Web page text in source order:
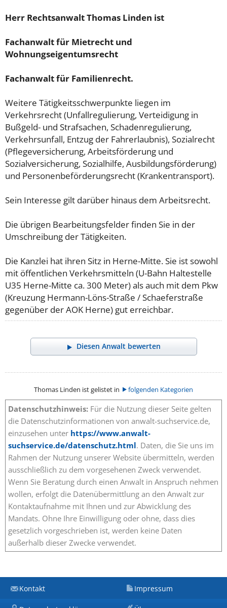
Herr Rechtsanwalt Thomas Linden ist
Fachanwalt für Mietrecht und
Wohnungseigentumsrecht
Fachanwalt für Familienrecht.
Weitere Tätigkeitsschwerpunkte liegen im
Verkehrsrecht (Unfallregulierung, Verteidigung in
Bußgeld- und Strafsachen, Schadenregulierung,
Verkehrsunfall, Entzug der Fahrerlaubnis), Sozialrecht
(Pflegeversicherung, Arbeitsförderung und
Sozialversicherung, Sozialhilfe, Ausbildungsförderung)
und Personenbeförderungsrecht (Krankentransport).
Sein Interesse gilt darüber hinaus dem Arbeitsrecht.
Die übrigen Bearbeitungsfelder finden Sie in der
Umschreibung der Tätigkeiten.
Die Kanzlei hat ihren Sitz in Herne-Mitte. Sie ist sowohl
mit öffentlichen Verkehrsmitteln (U-Bahn Haltestelle
U35 Herne-Mitte ca. 300 Meter) als auch mit dem Pkw
(Kreuzung Hermann-Löns-Straße / Schaeferstraße
gegenüber der AOK Herne) gut erreichbar.
Diesen Anwalt bewerten
Thomas Linden ist gelistet in folgenden Kategorien
Datenschutzhinweis: Für die Nutzung dieser Seite gelten
die Datenschutzinformationen von anwalt-suchservice.de,
einzusehen unter https://www.anwalt-
suchservice.de/datenschutz.html. Daten, die Sie uns im
Rahmen der Nutzung unserer Website übermitteln, werden
ausschließlich zu dem vorgesehenen Zweck verwendet.
Wenn Sie Beratung durch einen Anwalt in Anspruch nehmen
wollen, erfolgt die Datenübermittlung an den Anwalt zur
Kontaktaufnahme mit Ihnen und zur Abwicklung des
Mandats. Ohne Ihre Einwilligung oder ohne, dass dies
gesetzlich vorgeschrieben ist, werden keine Daten
außerhalb dieser Zwecke verwendet.
Kontakt Impressum